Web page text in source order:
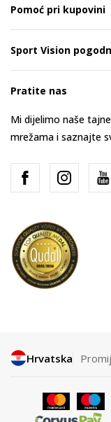
Pomoć pri kupovini
Sport Vision
Pratite nas
Mi dijelimo naše
mrežama i saznajte
Hrvatska